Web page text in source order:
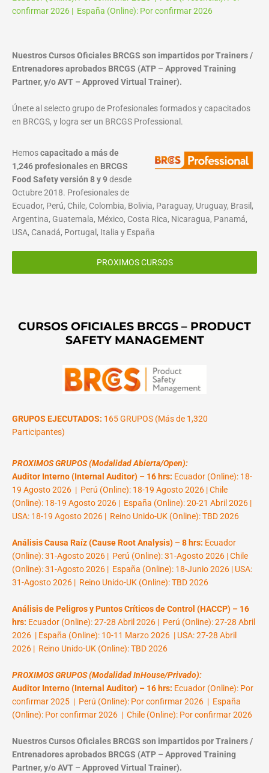
confirmar 2026 | España (Online): Por confirmar 2026
Nuestros Cursos Oficiales BRCGS son impartidos por Trainers /
Entrenadores aprobados BRCGS (ATP – Approved Training
Partner, y/o AVT – Approved Virtual Trainer).
Únete al selecto grupo de Profesionales formados y capacitados
en BRCGS, y logra ser un BRCGS Professional.
Hemoscapacitado a más de
1,246 profesionalesen BRCGS
Food Safety versión 8 y 9desde
Octubre 2018. Profesionales de
Ecuador, Perú, Chile, Colombia, Bolivia, Paraguay, Uruguay, Brasil,
Argentina, Guatemala, México, Costa Rica, Nicaragua, Panamá,
USA, Canadá, Portugal, Italia y España
PROXIMOS CURSOS
CURSOS OFICIALES BRCGS – PRODUCT
SAFETY MANAGEMENT
GRUPOS EJECUTADOS: 165 GRUPOS (Más de 1,320
Participantes)
PROXIMOS GRUPOS (Modalidad Abierta/Open):
Auditor Interno (Internal Auditor) – 16 hrs: Ecuador (Online): 18-
19 Agosto 2026 | Perú (Online): 18-19 Agosto 2026 | Chile
(Online): 18-19 Agosto 2026 | España (Online): 20-21 Abril 2026 |
USA: 18-19 Agosto 2026 | Reino Unido-UK (Online): TBD 2026
Análisis Causa Raíz (Cause Root Analysis) – 8 hrs: Ecuador
(Online): 31-Agosto 2026 | Perú (Online): 31-Agosto 2026 | Chile
(Online): 31-Agosto 2026 | España (Online): 18-Junio 2026 | USA:
31-Agosto 2026 | Reino Unido-UK (Online): TBD 2026
Análisis de Peligros y Puntos Críticos de Control (HACCP) – 16
hrs: Ecuador (Online): 27-28 Abril 2026 | Perú (Online): 27-28 Abril
2026 | España (Online): 10-11 Marzo 2026 | USA: 27-28 Abril
2026 | Reino Unido-UK (Online): TBD 2026
PROXIMOS GRUPOS (Modalidad InHouse/Privado):
Auditor Interno (Internal Auditor) – 16 hrs: Ecuador (Online): Por
confirmar 2025 | Perú (Online): Por confirmar 2026 | España
(Online): Por confirmar 2026 | Chile (Online): Por confirmar 2026
Nuestros Cursos Oficiales BRCGS son impartidos por Trainers /
Entrenadores aprobados BRCGS (ATP – Approved Training
Partner, y/o AVT – Approved Virtual Trainer).